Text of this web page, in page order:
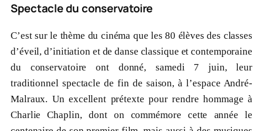
Spectacle du conservatoire
C’est sur le thème du cinéma que les 80 élèves des classes
d’éveil, d’initiation et de danse classique et contemporaine
du conservatoire ont donné, samedi 7 juin, leur
traditionnel spectacle de fin de saison, à l’espace André-
Malraux. Un excellent prétexte pour rendre hommage à
Charlie Chaplin, dont on commémore cette année le